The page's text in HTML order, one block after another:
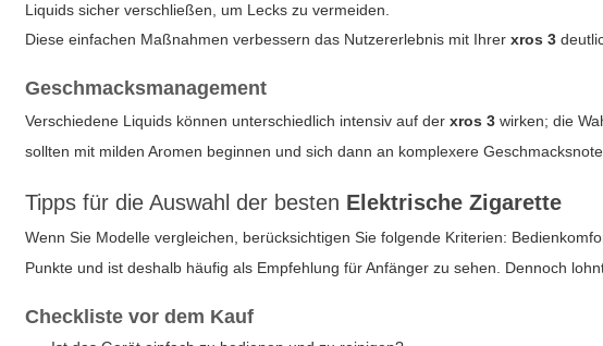
Liquids sicher verschließen, um Lecks zu vermeiden.
Diese einfachen Maßnahmen verbessern das Nutzererlebnis mit Ihrerxros 3
Geschmacksmanagement
Verschiedene Liquids können unterschiedlich intensiv auf derxros 3 wirken; die
sollten mit milden Aromen beginnen und sich dann an komplexere
Tipps für die Auswahl der besten Elektrische Zigarette
Wenn Sie Modelle vergleichen, berücksichtigen Sie folgende Kriterien:
Punkte und ist deshalb häufig als Empfehlung für Anfänger zu sehen. Dennoch
Checkliste vor dem Kauf